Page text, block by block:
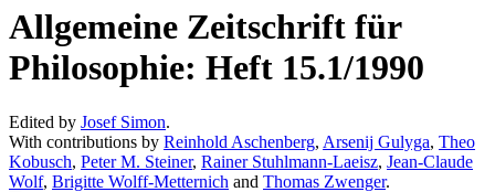
Allgemeine Zeitschrift für
Philosophie: Heft 15.1/1990
Edited by Josef Simon.
With contributions by Reinhold Aschenberg, Arsenij Gulyga, Theo
Kobusch, Peter M. Steiner, Rainer Stuhlmann-Laeisz, Jean-Claude
Wolf, Brigitte Wolff-Metternich and Thomas Zwenger.